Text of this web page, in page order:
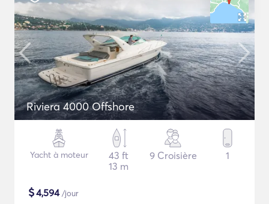
Riviera 4000 Offshore
Yacht à moteur
43 ft
13 m
9 Croisière 1
$4,594/jour